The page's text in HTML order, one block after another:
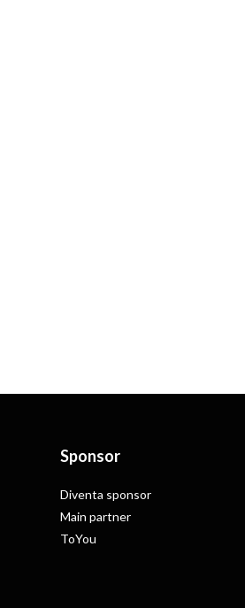
Sponsor
Diventa sponsor
Main partner
ToYou